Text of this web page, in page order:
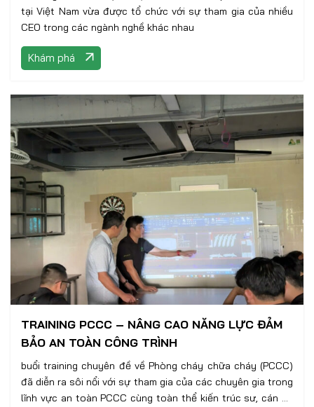
tại Việt Nam vừa được tổ chức với sự tham gia của nhiều
CEO trong các ngành nghề khác nhau
Khám phá
TRAINING PCCC – NÂNG CAO NĂNG LỰC ĐẢM
BẢO AN TOÀN CÔNG TRÌNH
buổi training chuyên đề về Phòng cháy chữa cháy (PCCC)
đã diễn ra sôi nổi với sự tham gia của các chuyên gia trong
lĩnh vực an toàn PCCC cùng toàn thể kiến trúc sư, cán bộ